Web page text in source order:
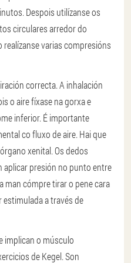
Despois utilízanse os
circulares arredor do
varias compresións
correcta. A inhalación
o aire fíxase na gorxa e
inferior. É importante
co fluxo de aire. Hai que
xenital. Os dedos
aplicar presión no punto entre
man cómpre tirar o pene cara
estimulada a través de
implican o músculo
de Kegel. Son